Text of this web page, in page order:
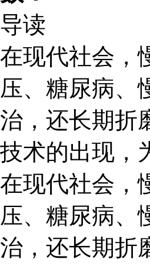
导读
在现代社会，
压、糖尿病、
治，还长期折
技术的出现
在现代社会，
压、糖尿病、
治，还长期折